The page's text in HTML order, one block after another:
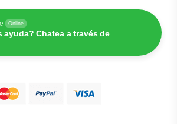
Online
ayuda? Chatea a través de